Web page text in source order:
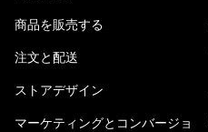
商品を販売する
注文と配送
ストアデザイン
マーケティングとコンバージョ